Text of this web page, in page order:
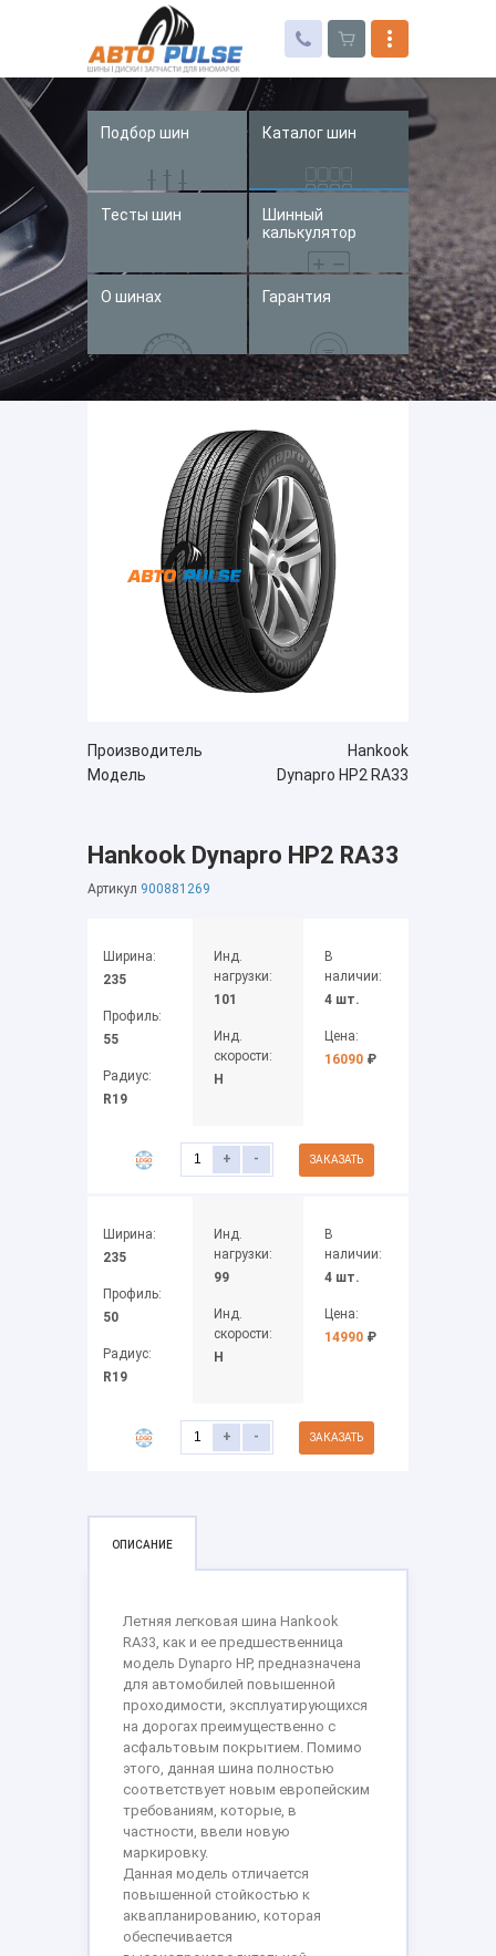
Автошины
Колесные диски
Запчасти для иномарок
Доставка и оплата
Контакты
Подбор шин Каталог шин
Тесты шин
Шинный
калькулятор
О шинах Гарантия
Производитель
Hankook
Модель
Dynapro HP2 RA33
Hankook Dynapro HP2 RA33
Артикул 900881269
Ширина:
235
Профиль:
55
Радиус:
R19
Инд.
нагрузки:
101
Инд.
скорости:
H
В
наличии:
4 шт.
Цена:
16090 ₽
+ - ЗАКАЗАТЬ
Ширина:
235
Профиль:
50
Радиус:
R19
Инд.
нагрузки:
99
Инд.
скорости:
H
В
наличии:
4 шт.
Цена:
14990 ₽
+ - ЗАКАЗАТЬ
ОПИСАНИЕ
Летняя легковая шина Hankook
RA33, как и ее предшественница
модель Dynapro HP, предназначена
для автомобилей повышенной
проходимости, эксплуатирующихся
на дорогах преимущественно с
асфальтовым покрытием. Помимо
этого, данная шина полностью
соответствует новым европейским
требованиям, которые, в
частности, ввели новую
маркировку.
Данная модель отличается
повышенной стойкостью к
аквапланированию, которая
обеспечивается